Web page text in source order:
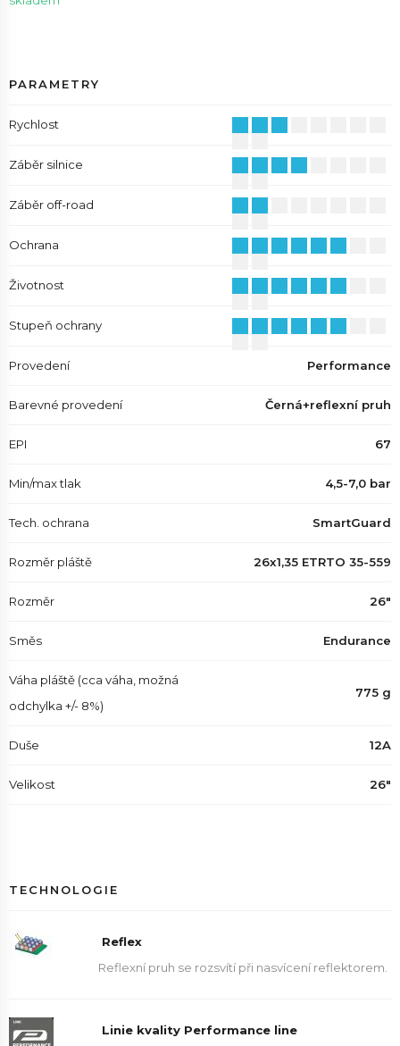
PARAMETRY
Rychlost
Záběr silnice
Záběr off-road
Ochrana
Životnost
Stupeň ochrany
Provedení Performance
Barevné provedení Černá+reflexní pruh
EPI 67
Min/max tlak 4,5-7,0 bar
Tech. ochrana SmartGuard
Rozměr pláště 26x1,35 ETRTO 35-559
Rozměr 26"
Směs Endurance
Váha pláště (cca váha, možná
odchylka +/- 8%)
775 g
Duše 12A
Velikost 26"
TECHNOLOGIE
Reflex
Reflexní pruh se rozsvítí při nasvícení reflektorem.
Linie kvality Performance line